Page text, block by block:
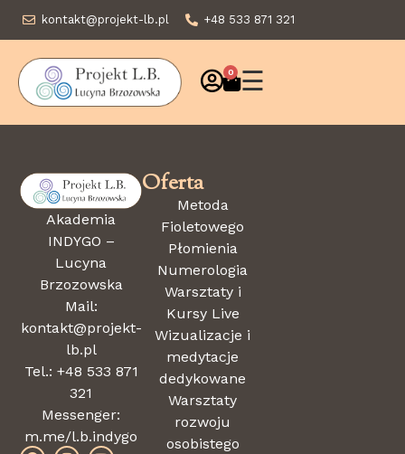
kontakt@projekt-lb.pl +48 533 871 321
0 ☰
Akademia
INDYGO –
Lucyna
Brzozowska
Mail:
kontakt@projekt-
lb.pl
Tel.: +48 533 871
321
Messenger:
m.me/l.b.indygo
Oferta
Metoda
Fioletowego
Płomienia
Numerologia
Warsztaty i
Kursy Live
Wizualizacje i
medytacje
dedykowane
Warsztaty
rozwoju
osobistego